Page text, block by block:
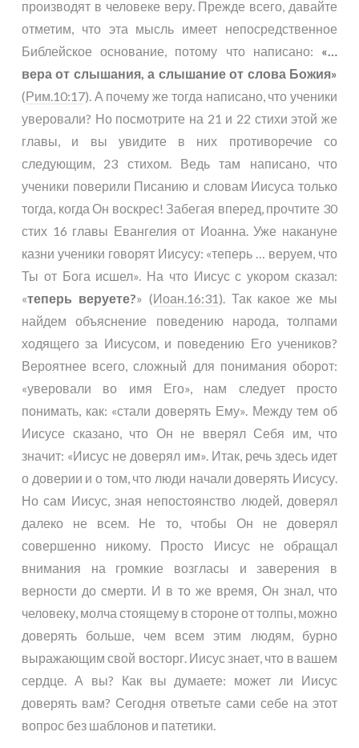
производят в человеке веру. Прежде всего, давайте
отметим, что эта мысль имеет непосредственное
Библейское основание, потому что написано: «…
вера от слышания, а слышание от слова Божия»
(Рим.10:17). А почему же тогда написано, что ученики
уверовали? Но посмотрите на 21 и 22 стихи этой же
главы, и вы увидите в них противоречие со
следующим, 23 стихом. Ведь там написано, что
ученики поверили Писанию и словам Иисуса только
тогда, когда Он воскрес! Забегая вперед, прочтите 30
стих 16 главы Евангелия от Иоанна. Уже накануне
казни ученики говорят Иисусу: «теперь … веруем, что
Ты от Бога исшел». На что Иисус с укором сказал:
«теперь веруете?» (Иоан.16:31 ). Так какое же мы
найдем объяснение поведению народа, толпами
ходящего за Иисусом, и поведению Его учеников?
Вероятнее всего, сложный для понимания оборот:
«уверовали во имя Его», нам следует просто
понимать, как: «стали доверять Ему». Между тем об
Иисусе сказано, что Он не вверял Себя им, что
значит: «Иисус не доверял им». Итак, речь здесь идет
о доверии и о том, что люди начали доверять Иисусу.
Но сам Иисус, зная непостоянство людей, доверял
далеко не всем. Не то, чтобы Он не доверял
совершенно никому. Просто Иисус не обращал
внимания на громкие возгласы и заверения в
верности до смерти. И в то же время, Он знал, что
человеку, молча стоящему в стороне от толпы, можно
доверять больше, чем всем этим людям, бурно
выражающим свой восторг. Иисус знает, что в вашем
сердце. А вы? Как вы думаете: может ли Иисус
доверять вам? Сегодня ответьте сами себе на этот
вопрос без шаблонов и патетики.